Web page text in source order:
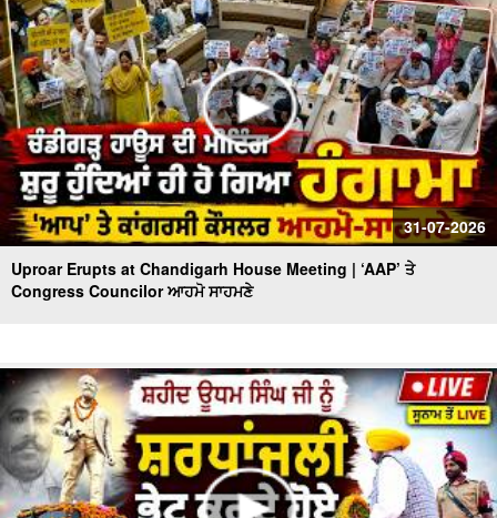
31-07-2026
Uproar Erupts at Chandigarh House Meeting | ‘AAP’ ਤੇ
Congress Councilor ਆਹਮੋ ਸਾਹਮਣੇ